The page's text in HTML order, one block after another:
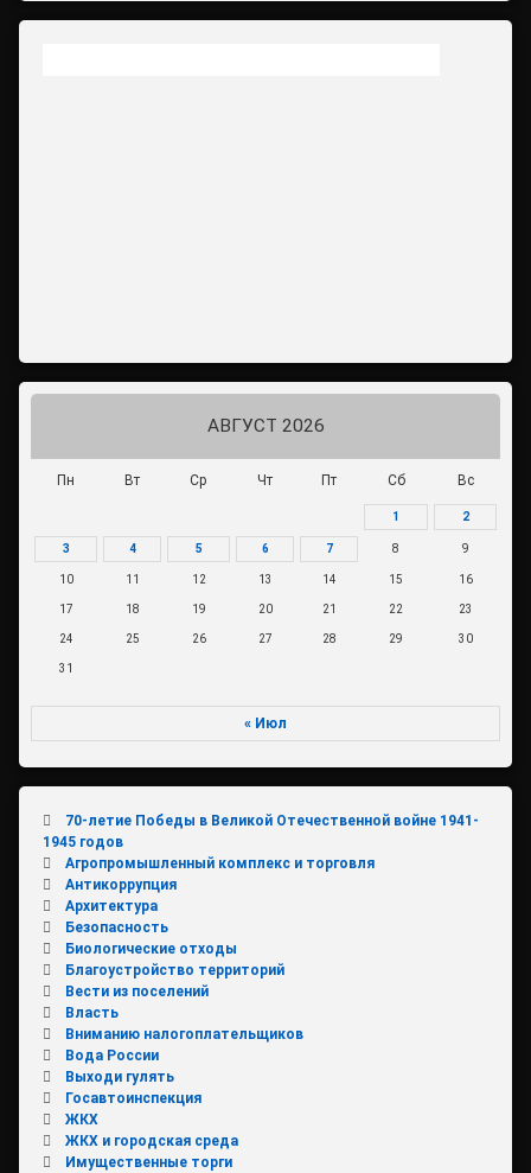
АВГУСТ 2026
Пн Вт Ср Чт Пт Сб Вс
1 2
3 4 5 6 7 8 9
10 11 12 13 14 15 16
17 18 19 20 21 22 23
24 25 26 27 28 29 30
31
« Июл
70-летие Победы в Великой Отечественной войне 1941-
1945 годов
Агропромышленный комплекс и торговля
Антикоррупция
Архитектура
Безопасность
Биологические отходы
Благоустройство территорий
Вести из поселений
Власть
Вниманию налогоплательщиков
Вода России
Выходи гулять
Госавтоинспекция
ЖКХ
ЖКХ и городская среда
Имущественные торги